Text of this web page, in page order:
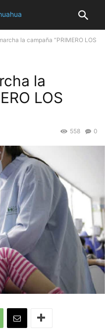
la campaña “PRIMERO LOS
la
LOS
0
558